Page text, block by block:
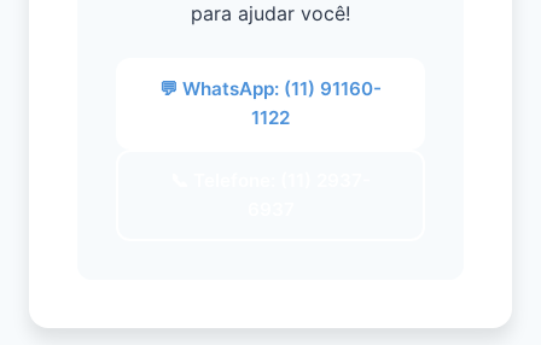
para ajudar você!
💬 WhatsApp: (11) 91160-
1122